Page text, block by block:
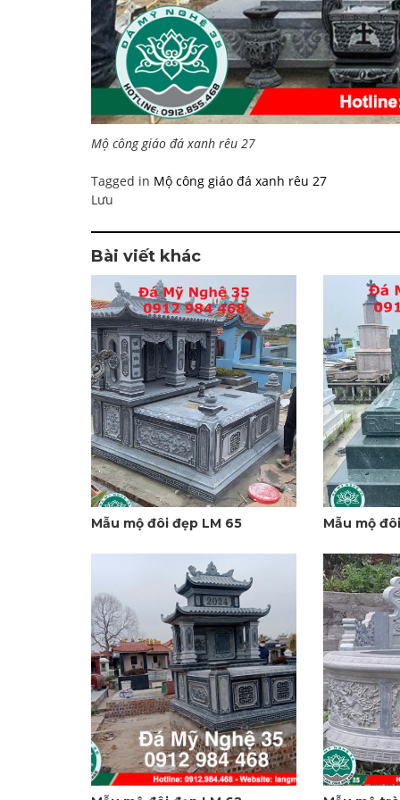
Mộ công giáo đá xanh rêu 27
Tagged in Mộ công giáo đá xanh rêu 27
Lưu
Bài viết khác
Mẫu mộ đôi đẹp LM 65 Mẫu mộ